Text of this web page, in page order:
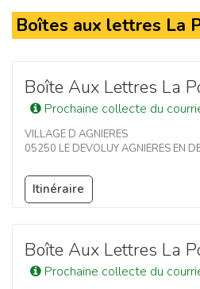
Boîtes aux lettres La
Boîte Aux Lettres La
Prochaine collecte du
VILLAGE D AGNIERES
05250 LE DEVOLUY AGNIERES EN
Itinéraire
Boîte Aux Lettres La
Prochaine collecte du